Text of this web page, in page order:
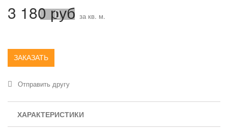
3 180 руб за кв. м.
ЗАКАЗАТЬ
Отправить другу
ХАРАКТЕРИСТИКИ